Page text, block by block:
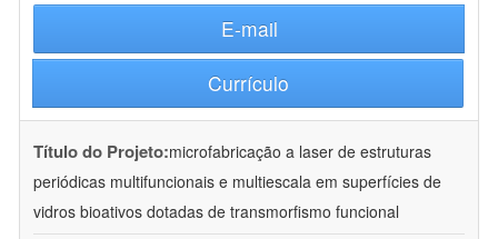
E-mail
Currículo
Título do Projeto:microfabricação a laser de estruturas
periódicas multifuncionais e multiescala em superfícies de
vidros bioativos dotadas de transmorfismo funcional